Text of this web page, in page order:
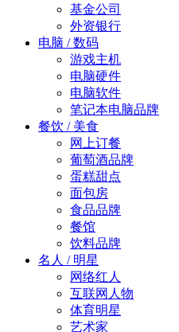
基金公司
外资银行
电脑 / 数码
游戏主机
电脑硬件
电脑软件
笔记本电脑品牌
餐饮 / 美食
网上订餐
葡萄酒品牌
蛋糕甜点
面包房
食品品牌
餐馆
饮料品牌
名人 / 明星
网络红人
互联网人物
体育明星
艺术家